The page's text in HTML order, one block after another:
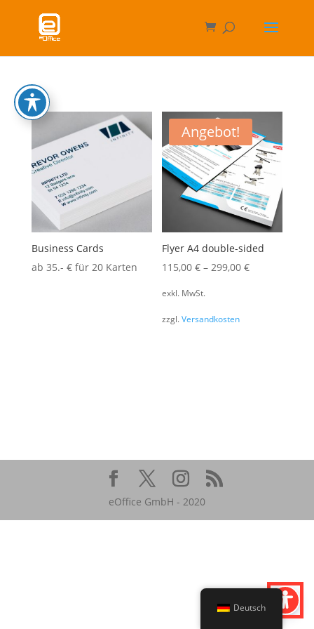
Business Cards
ab 35.- € für 20 Karten
Angebot!
Flyer A4 double-sided
115,00€ –299,00€
exkl. MwSt.
zzgl.Versandkosten
eOffice GmbH - 2020
Deutsch